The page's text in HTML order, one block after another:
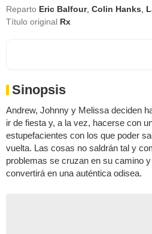
Reparto Eric Balfour, Colin Hanks
Título original Rx
Sinopsis
Andrew, Johnny y Melissa deciden
ir de fiesta y, a la vez, hacerse con
estupefacientes con los que poder
vuelta. Las cosas no saldrán tal y
problemas se cruzan en su camino
convertirá en una auténtica odisea.